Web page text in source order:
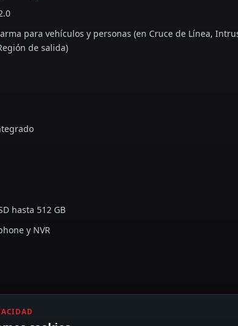
para vehículos y personas (en Cruce de Línea,
de salida)
hasta 512 GB
y NVR